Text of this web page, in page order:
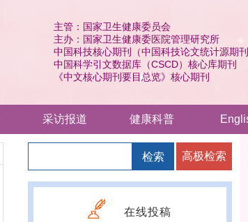
主管：国家卫生健康委员会
主办：国家卫生健康委医院管理研究所
中国科技核心期刊（中国科技论文统计源期刊
中国科学引文数据库（CSCD）核心库期刊
《中文核心期刊要目总览》核心期刊
采访报道 健康科普
检索 高极检索
在线投稿